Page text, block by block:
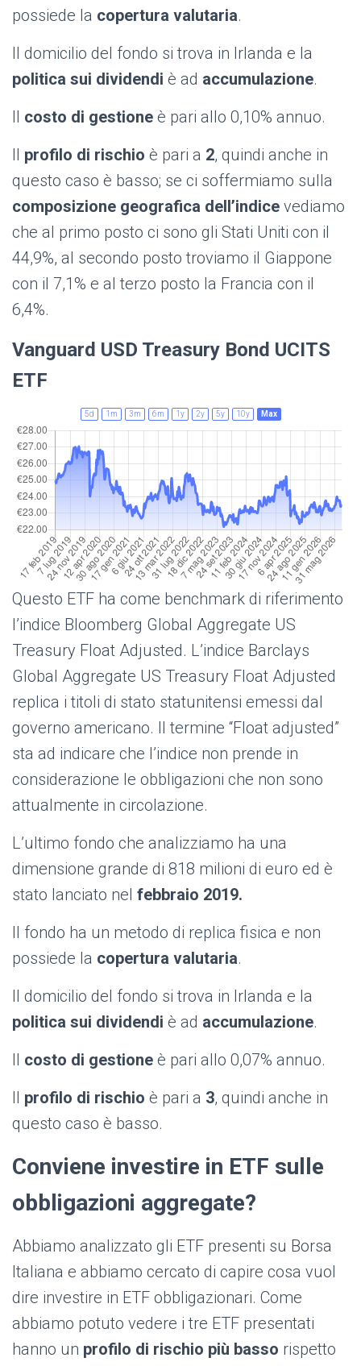
possiede la copertura valutaria.
Il domicilio del fondo si trova in Irlanda e la
politica sui dividendi è ad accumulazione.
Il costo di gestione è pari allo 0,10% annuo.
Il profilo di rischio è pari a 2, quindi anche in
questo caso è basso; se ci soffermiamo sulla
composizione geografica dell’indice vediamo
che al primo posto ci sono gli Stati Uniti con il
44,9%, al secondo posto troviamo il Giappone
con il 7,1% e al terzo posto la Francia con il
6,4%.
Vanguard USD Treasury Bond UCITS
ETF
5d 1m 3m 6m 1y 2y 5y 10y Max
Questo ETF ha come benchmark di riferimento
l’indice Bloomberg Global Aggregate US
Treasury Float Adjusted. L’indice Barclays
Global Aggregate US Treasury Float Adjusted
replica i titoli di stato statunitensi emessi dal
governo americano. Il termine “Float adjusted”
sta ad indicare che l’indice non prende in
considerazione le obbligazioni che non sono
attualmente in circolazione.
L’ultimo fondo che analizziamo ha una
dimensione grande di 818 milioni di euro ed è
stato lanciato nel febbraio 2019.
Il fondo ha un metodo di replica fisica e non
possiede la copertura valutaria.
Il domicilio del fondo si trova in Irlanda e la
politica sui dividendi è ad accumulazione.
Il costo di gestione è pari allo 0,07% annuo.
Il profilo di rischio è pari a 3, quindi anche in
questo caso è basso.
Conviene investire in ETF sulle
obbligazioni aggregate?
Abbiamo analizzato gli ETF presenti su Borsa
Italiana e abbiamo cercato di capire cosa vuol
dire investire in ETF obbligazionari. Come
abbiamo potuto vedere i tre ETF presentati
hanno un profilo di rischio più basso rispetto